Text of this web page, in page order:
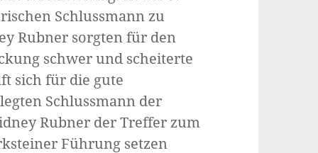
Schlussmann zu
Rubner sorgten für den
schwer und scheiterte
sich für die gute
Schlussmann der
Rubner der Treffer zum
Führung setzen